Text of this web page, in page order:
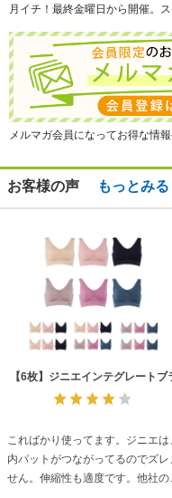
月イチ！最終金曜日から開催。
メルマガ会員になってお得な情
お客様の声 もっとみる
【6枚】ジニエインテグレートブ
こればかり使ってます。ジニエは
内パットがつながってるのでズレ
せん。伸縮性も適度です。他社の